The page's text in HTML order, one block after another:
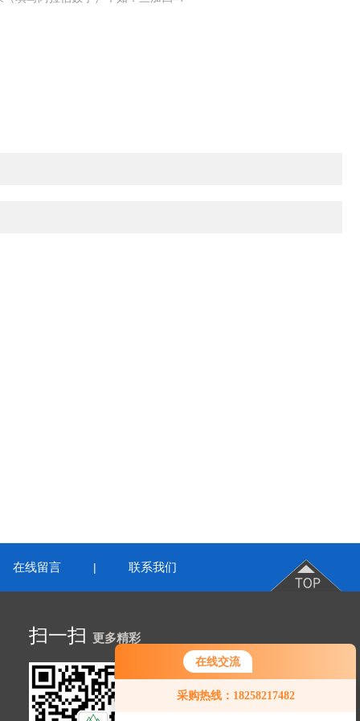
在线交流
采购热线：18258217482
在线留言 | 联系我们
扫一扫 更多精彩